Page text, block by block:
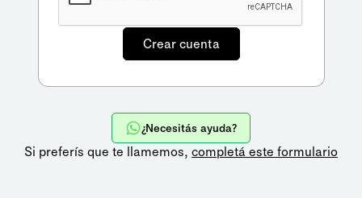
¿Necesitás ayuda?
Si preferís que te llamemos, completá este formulario